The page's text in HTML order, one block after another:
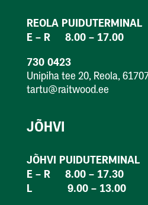
REOLA PUIDUTERMINAL
E – R 8.00 – 17.00
730 0423
Unipiha tee 20, Reola,
tartu@raitwood.ee
JÕHVI
JÕHVI PUIDUTERMINAL
E – R 8.00 – 17.30
L 9.00 – 13.00